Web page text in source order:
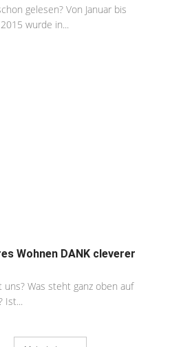
gelesen? Von Januar bis
wurde in...
Wohnen DANK cleverer
uns? Was steht ganz oben auf
Ist...